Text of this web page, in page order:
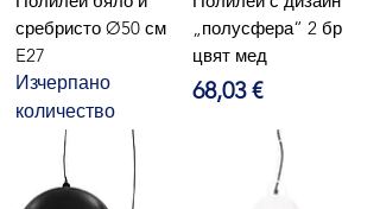
сребристо Ø50 см
E27
Изчерпано
количество
„полусфера“ 2 бр
цвят мед
Цена
68,03 €